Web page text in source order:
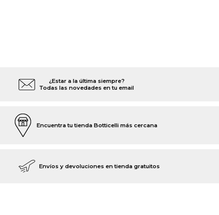
¿Estar a la última siempre?
Todas las novedades en tu email
Encuentra tu tienda Botticelli más cercana
Envíos y devoluciones en tienda gratuitos